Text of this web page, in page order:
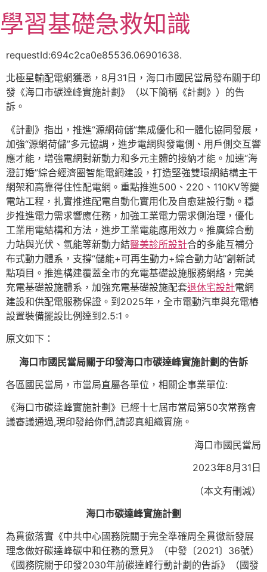
至
主
容
學習基礎急救知識
requestId:694c2ca0e85536.06901638.
北極星輸配電網獲悉，8月31日，海口市國民當局發布關于印
發《海口市碳達峰實施計劃》（以下簡稱《計劃》）的告
訴。
《計劃》指出，推進“源網荷儲”集成優化和一體化協同發展，
加強“源網荷儲”多元協調，進步電網與發電側、用戶側交互響
應才能，增強電網對新動力和多元主體的接納才能。加速“海
澄訂婚”綜合經濟圈智能電網建設，打造堅強雙環網結構主干
網架和高靠得住性配電網。重點推進500、220、110KV等變
電站工程，扎實推進配電自動化實用化及自愈建設行動。穩
步推進電力需求響應任務，加強工業電力需求側治理，優化
工業用電結構和方法，進步工業電能應用效力。推廣綜合動
力站與光伏、氫能等新動力結醫美診所設計合的多能互補分
布式動力體系，支撐“儲能+可再生動力+綜合動力站”創新試
點項目。推進構建覆蓋全市的充電基礎設施服務網絡，完美
充電基礎設施體系，加強充電基礎設施配套退休宅設計電網
建設和供配電服務保證。到2025年，全市電動汽車與充電樁
設置裝備擺設比例達到2.5:1。
原文如下：
海口市國民當局關于印發海口市碳達峰實施計劃的告訴
各區國民當局，市當局直屬各單位，相關企事業單位:
《海口市碳達峰實施計劃》已經十七屆市當局第50次常務會
議審議通過,現印發給你們,請認真組織實施。
海口市國民當局
2023年8月31日
（本文有刪減）
海口市碳達峰實施計劃
為貫徹落實《中共中心國務院關于完全準確周全貫徹新發展
理念做好碳達峰碳中和任務的意見》（中發〔2021〕36號）
《國務院關于印發2030年前碳達峰行動計劃的告訴》（國發